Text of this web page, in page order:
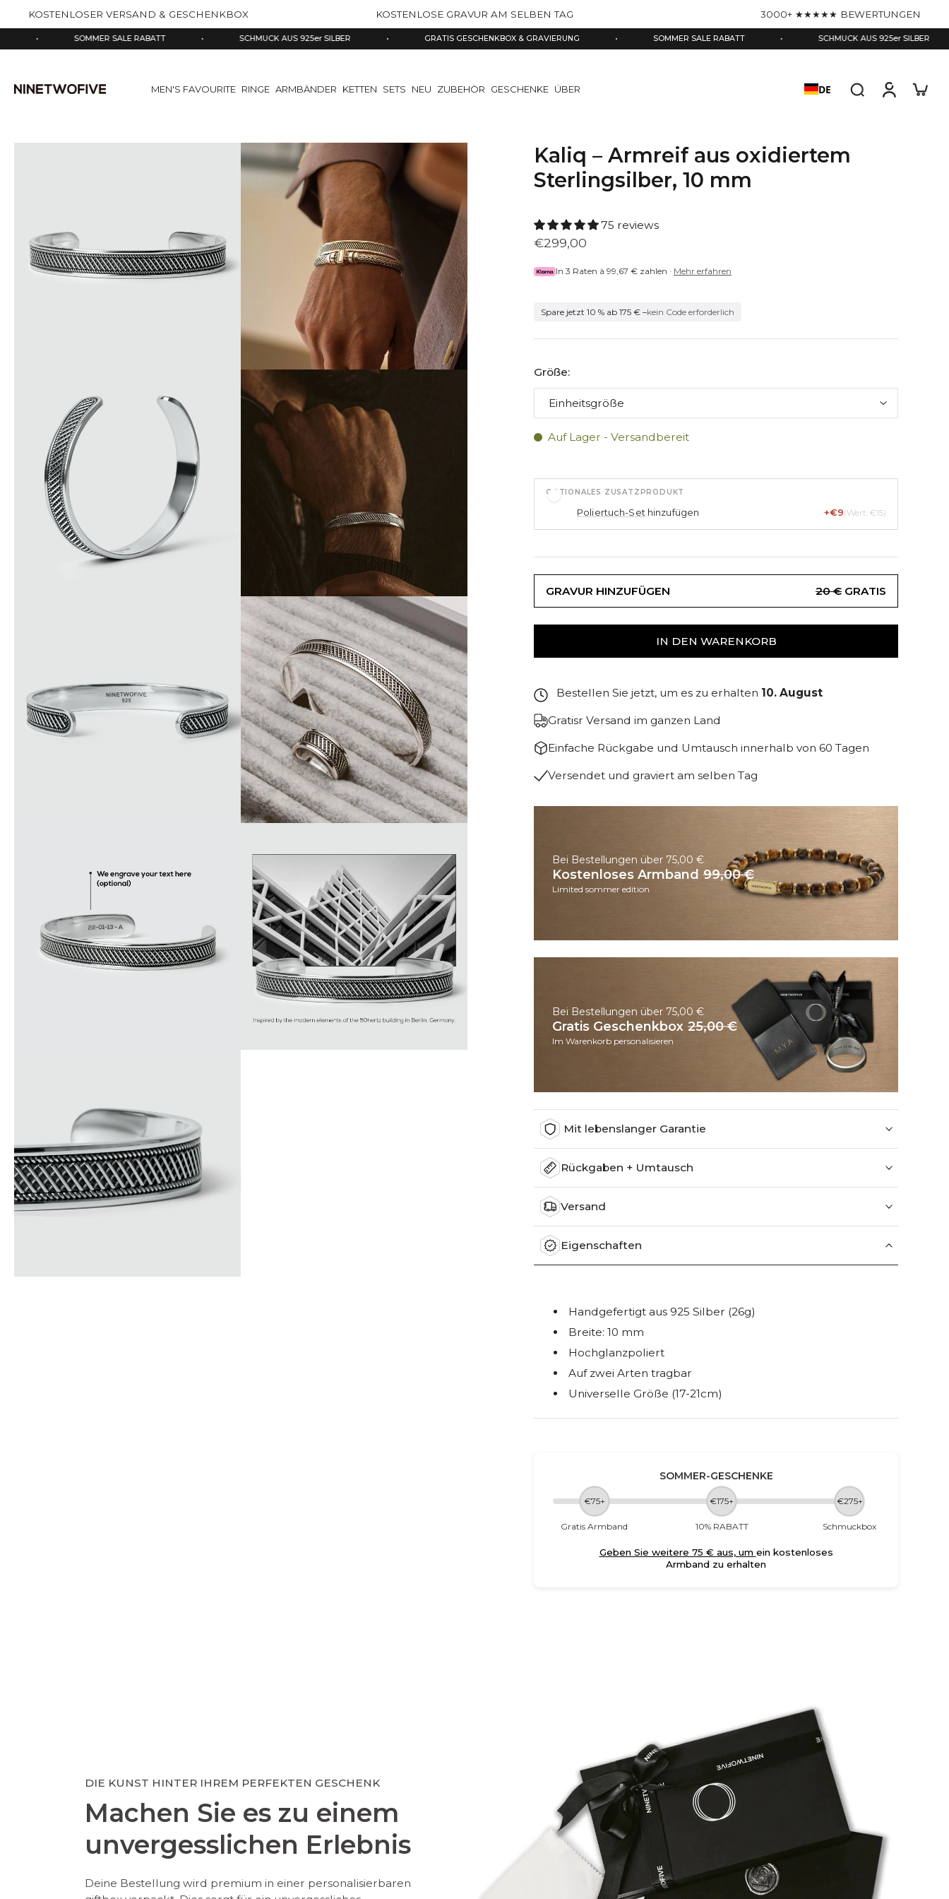
KOSTENLOSER VERSAND & GESCHENKBOX KOSTENLOSE GRAVUR AM SELBEN TAG 3000+ ★★★★★ BEWERTUNGEN
SOMMER SALE RABATT • SCHMUCK AUS 925er SILBER • GRATIS GESCHENKBOX & GRAVIERUNG • SOMMER SALE RABATT • SCHMUCK AUS 925er SILBER •
DE
MEN'S FAVOURITE RINGE ARMBÄNDER KETTEN SETS NEU ZUBEHÖR GESCHENKE ÜBER
Kaliq – Armreif aus oxidiertem
Sterlingsilber, 10 mm
75 reviews
€299,00
In 3 Raten à 99,67 €zahlen · Mehr erfahren
Spare jetzt 10 % ab 175 € –kein Code erforderlich
Größe:
Auf Lager - Versandbereit
OPTIONALES ZUSATZPRODUKT
Poliertuch-Set hinzufügen +€9(Wert: €15)
GRAVUR HINZUFÜGEN 20 € GRATIS
IN DEN WARENKORB
Bestellen Sie jetzt, um es zu erhalten 10. August
Gratisr Versand im ganzen Land
Einfache Rückgabe und Umtausch innerhalb von 60 Tagen
Versendet und graviert am selben Tag
Bei Bestellungen über 75,00 €
Kostenloses Armband 99,00 €
Limited sommer edition
Bei Bestellungen über 75,00 €
Gratis Geschenkbox 25,00 €
Im Warenkorb personalisieren
Mit lebenslanger Garantie
Rückgaben + Umtausch
Versand
Eigenschaften
Handgefertigt aus 925 Silber (26g)
Breite: 10 mm
Hochglanzpoliert
Auf zwei Arten tragbar
Universelle Größe (17-21cm)
SOMMER-GESCHENKE
€75+ €175+ €275+
Gratis Armband 10% RABATT Schmuckbox
Geben Sie weitere 75 € aus, um ein kostenloses
Armband zu erhalten
DIE KUNST HINTER IHREM PERFEKTEN GESCHENK
Machen Sie es zu einem
unvergesslichen Erlebnis
Deine Bestellung wird premium in einer personalisierbaren